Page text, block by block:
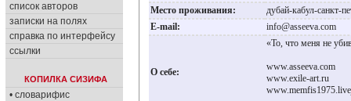
список авторов
записки на полях
справка по интерфейсу
ссылки
КОПИЛКА СИЗИФА
• словарифис
Место проживания:
дубай-кабул-санкт-
E-mail:
info@asseeva.com
О себе:
«То, что меня не
www.asseeva.com
www.exile-art.ru